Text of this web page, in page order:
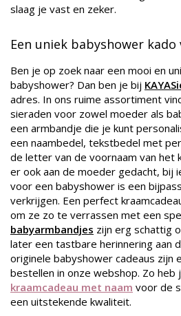
slaag je vast en zeker.
Een uniek babyshower
Ben je op zoek naar een mooi en
babyshower? Dan ben je bij
adres. In ons ruime assortiment
sieraden voor zowel moeder als
een armbandje die je kunt
een naambedel, tekstbedel met
de letter van de voornaam van het
er ook aan de moeder gedacht, bij
voor een babyshower is een
verkrijgen. Een perfect
om ze zo te verrassen met een
babyarmbandjes zijn erg schattig
later een tastbare herinnering aan
originele babyshower cadeaus zijn
bestellen in onze webshop. Zo heb
kraamcadeau met naam voor de
een uitstekende kwaliteit.